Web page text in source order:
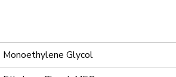
Monoethylene Glycol